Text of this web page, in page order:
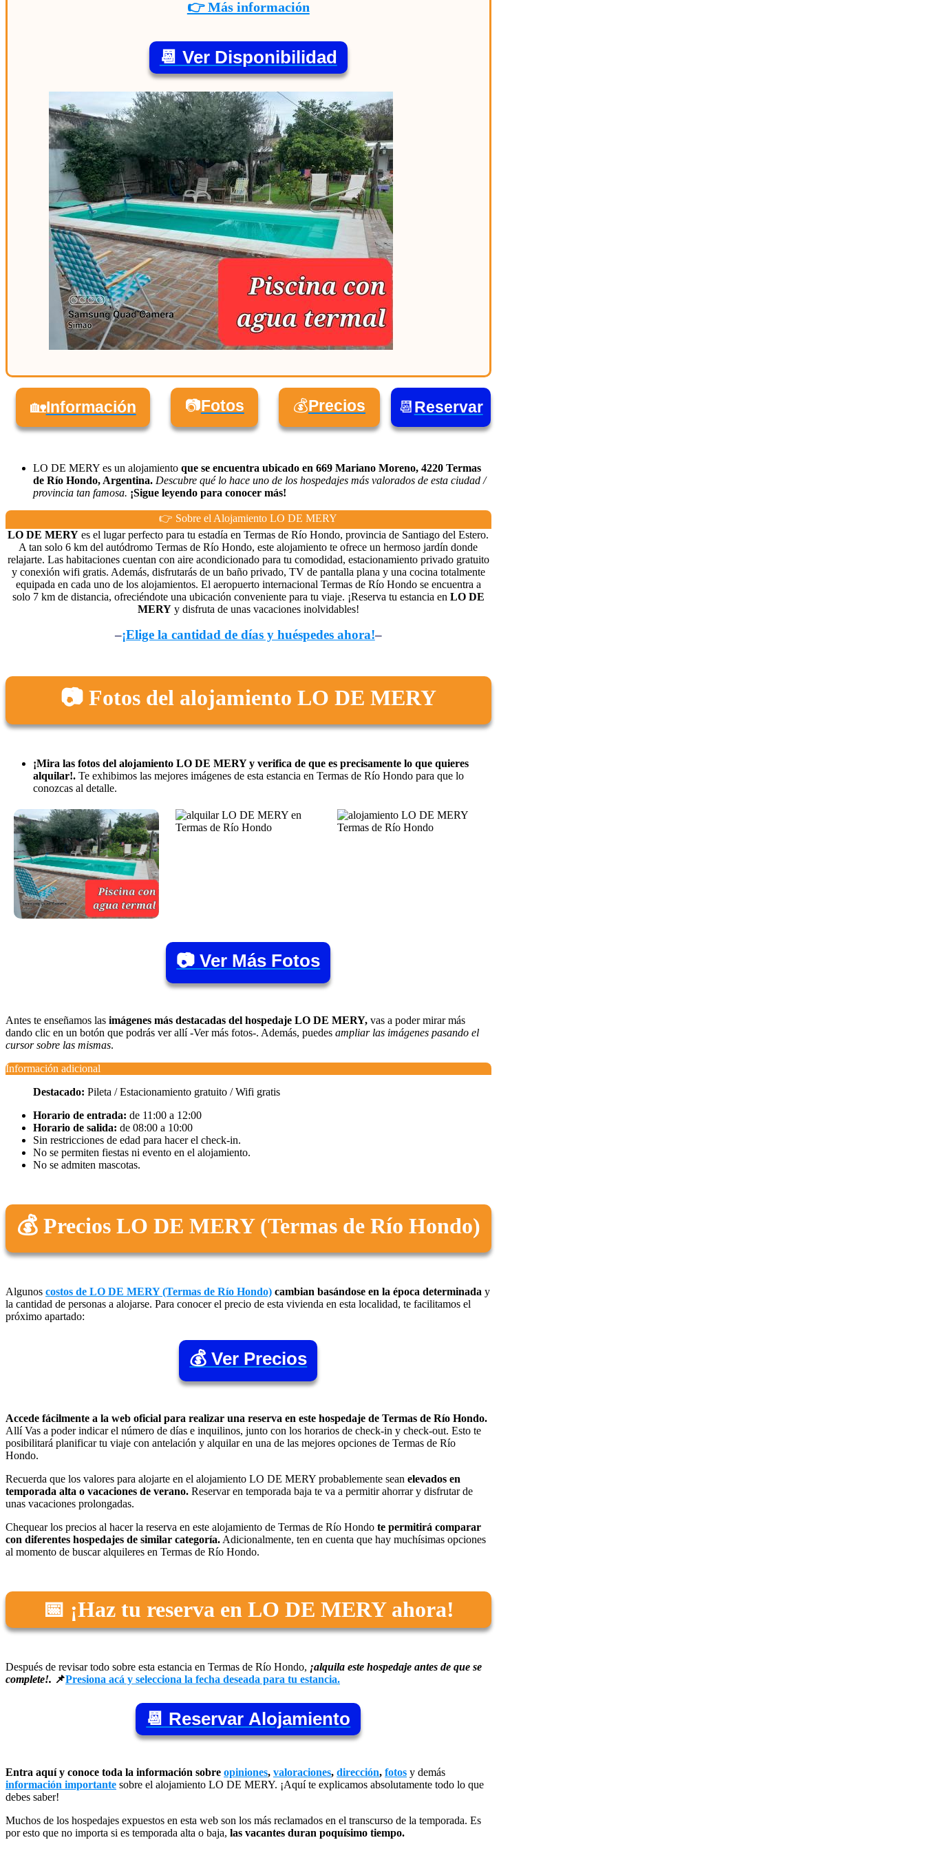
👉 Más información
📆 Ver Disponibilidad
🏡Información 📷Fotos 💰Precios 📆 Reservar
LO DE MERY es un alojamiento que se encuentra ubicado en 669 Mariano Moreno, 4220 Termas
de Río Hondo, Argentina. Descubre qué lo hace uno de los hospedajes más valorados de esta ciudad /
provincia tan famosa. ¡Sigue leyendo para conocer más!
👉 Sobre el Alojamiento LO DE MERY
LO DE MERY es el lugar perfecto para tu estadía en Termas de Río Hondo, provincia de Santiago del Estero.
A tan solo 6 km del autódromo Termas de Río Hondo, este alojamiento te ofrece un hermoso jardín donde
relajarte. Las habitaciones cuentan con aire acondicionado para tu comodidad, estacionamiento privado gratuito
y conexión wifi gratis. Además, disfrutarás de un baño privado, TV de pantalla plana y una cocina totalmente
equipada en cada uno de los alojamientos. El aeropuerto internacional Termas de Río Hondo se encuentra a
solo 7 km de distancia, ofreciéndote una ubicación conveniente para tu viaje. ¡Reserva tu estancia en LO DE
MERYy disfruta de unas vacaciones inolvidables!
–¡Elige la cantidad de días y huéspedes ahora!–
📷 Fotos del alojamiento LO DE MERY
¡Mira las fotos del alojamiento LO DE MERY y verifica de que es precisamente lo que quieres
alquilar!. Te exhibimos las mejores imágenes de esta estancia en Termas de Río Hondo para que lo
conozcas al detalle.
📷 Ver Más Fotos
Antes te enseñamos las imágenes más destacadas del hospedaje LO DE MERY, vas a poder mirar más
dando clic en un botón que podrás ver allí -Ver más fotos-. Además, puedes ampliar las imágenes pasando el
cursor sobre las mismas.
Información adicional
Destacado: Pileta / Estacionamiento gratuito / Wifi gratis
Horario de entrada: de 11:00 a 12:00
Horario de salida: de 08:00 a 10:00
Sin restricciones de edad para hacer el check-in.
No se permiten fiestas ni evento en el alojamiento.
No se admiten mascotas.
💰 Precios LO DE MERY (Termas de Río Hondo)
Algunos costos de LO DE MERY (Termas de Río Hondo) cambian basándose en la época determinada y
la cantidad de personas a alojarse. Para conocer el precio de esta vivienda en esta localidad, te facilitamos el
próximo apartado:
💰 Ver Precios
Accede fácilmente a la web oficial para realizar una reserva en este hospedaje de Termas de Río Hondo.
Allí Vas a poder indicar el número de días e inquilinos, junto con los horarios de check-in y check-out. Esto te
posibilitará planificar tu viaje con antelación y alquilar en una de las mejores opciones de Termas de Río
Hondo.
Recuerda que los valores para alojarte en el alojamiento LO DE MERY probablemente sean elevados en
temporada alta o vacaciones de verano. Reservar en temporada baja te va a permitir ahorrar y disfrutar de
unas vacaciones prolongadas.
Chequear los precios al hacer la reserva en este alojamiento de Termas de Río Hondo te permitirá comparar
con diferentes hospedajes de similar categoría. Adicionalmente, ten en cuenta que hay muchísimas opciones
al momento de buscar alquileres en Termas de Río Hondo.
📅 ¡Haz tu reserva en LO DE MERY ahora!
Después de revisar todo sobre esta estancia en Termas de Río Hondo, ¡alquila este hospedaje antes de que se
complete!. 📌Presiona acá y selecciona la fecha deseada para tu estancia.
📆 Reservar Alojamiento
Entra aquí y conoce toda la información sobre opiniones, valoraciones, dirección, fotos y demás
información importante sobre el alojamiento LO DE MERY. ¡Aquí te explicamos absolutamente todo lo que
debes saber!
Muchos de los hospedajes expuestos en esta web son los más reclamados en el transcurso de la temporada. Es
por esto que no importa si es temporada alta o baja, las vacantes duran poquísimo tiempo.